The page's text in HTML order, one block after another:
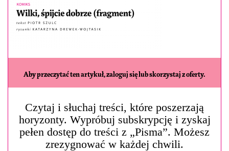
Aby przeczytać ten artykuł, zaloguj się lub skorzystaj z oferty.
Czytaj i słuchaj treści, które poszerzają
horyzonty. Wypróbuj subskrypcję i zyskaj
pełen dostęp do treści z „Pisma”. Możesz
zrezygnować w każdej chwili.